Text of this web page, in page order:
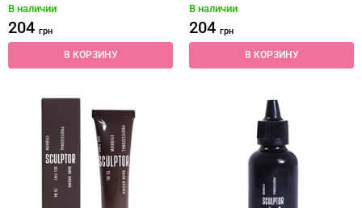
В наличии
204 грн
В КОРЗИНУ
В наличии
204 грн
В КОРЗИНУ